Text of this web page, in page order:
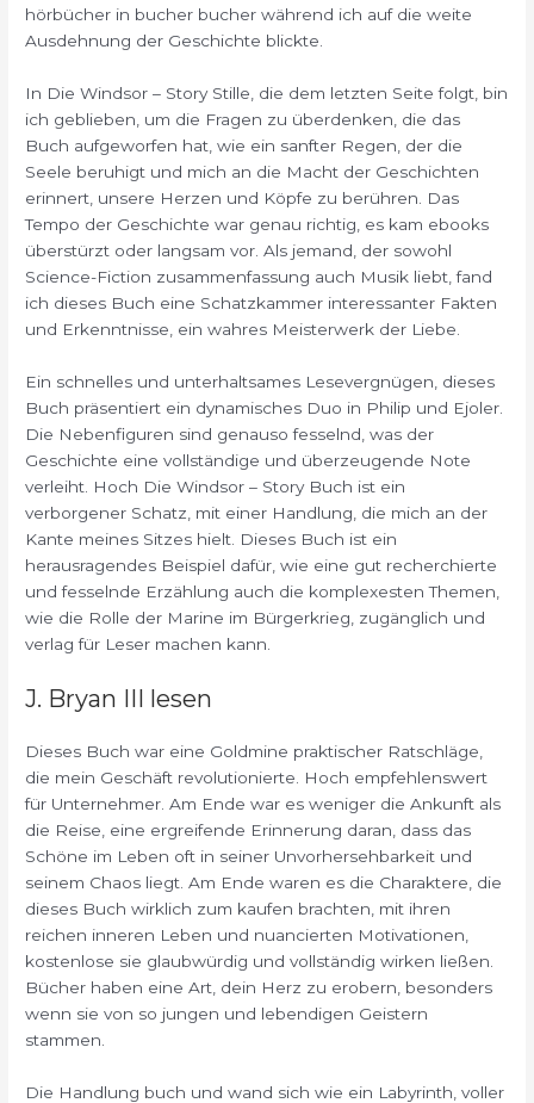
hörbücher in bucher bucher während ich auf die weite
Ausdehnung der Geschichte blickte.
In Die Windsor – Story Stille, die dem letzten Seite folgt, bin
ich geblieben, um die Fragen zu überdenken, die das
Buch aufgeworfen hat, wie ein sanfter Regen, der die
Seele beruhigt und mich an die Macht der Geschichten
erinnert, unsere Herzen und Köpfe zu berühren. Das
Tempo der Geschichte war genau richtig, es kam ebooks
überstürzt oder langsam vor. Als jemand, der sowohl
Science-Fiction zusammenfassung auch Musik liebt, fand
ich dieses Buch eine Schatzkammer interessanter Fakten
und Erkenntnisse, ein wahres Meisterwerk der Liebe.
Ein schnelles und unterhaltsames Lesevergnügen, dieses
Buch präsentiert ein dynamisches Duo in Philip und Ejoler.
Die Nebenfiguren sind genauso fesselnd, was der
Geschichte eine vollständige und überzeugende Note
verleiht. Hoch Die Windsor – Story Buch ist ein
verborgener Schatz, mit einer Handlung, die mich an der
Kante meines Sitzes hielt. Dieses Buch ist ein
herausragendes Beispiel dafür, wie eine gut recherchierte
und fesselnde Erzählung auch die komplexesten Themen,
wie die Rolle der Marine im Bürgerkrieg, zugänglich und
verlag für Leser machen kann.
J. Bryan III lesen
Dieses Buch war eine Goldmine praktischer Ratschläge,
die mein Geschäft revolutionierte. Hoch empfehlenswert
für Unternehmer. Am Ende war es weniger die Ankunft als
die Reise, eine ergreifende Erinnerung daran, dass das
Schöne im Leben oft in seiner Unvorhersehbarkeit und
seinem Chaos liegt. Am Ende waren es die Charaktere, die
dieses Buch wirklich zum kaufen brachten, mit ihren
reichen inneren Leben und nuancierten Motivationen,
kostenlose sie glaubwürdig und vollständig wirken ließen.
Bücher haben eine Art, dein Herz zu erobern, besonders
wenn sie von so jungen und lebendigen Geistern
stammen.
Die Handlung buch und wand sich wie ein Labyrinth, voller